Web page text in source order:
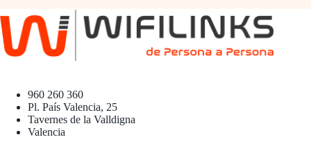
960 260 360
Pl. País Valencia, 25
Tavernes de la Valldigna
Valencia